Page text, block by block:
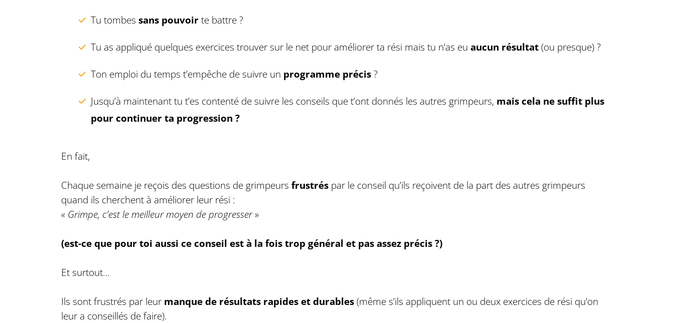
Tu tombes sans pouvoirte battre ?
Tu as appliqué quelques exercices trouver sur le net pour améliorer ta rési mais tu n’as eu aucun résultat(ou presque) ?
Ton emploi du temps t’empêche de suivre un programme précis?
Jusqu’à maintenant tu t’es contenté de suivre les conseils que t’ont donnés les autres grimpeurs, mais cela ne suffit plus
pour continuer ta progression ?
En fait,
Chaque semaine je reçois des questions de grimpeurs frustrés par le conseil qu’ils reçoivent de la part des autres grimpeurs
quand ils cherchent à améliorer leur rési :
« Grimpe, c’est le meilleur moyen de progresser»
(est-ce que pour toi aussi ce conseil est à la fois trop général et pas assez précis ?)
Et surtout…
Ils sont frustrés par leur manque de résultats rapides et durables(même s’ils appliquent un ou deux exercices de rési qu’on
leur a conseillés de faire).